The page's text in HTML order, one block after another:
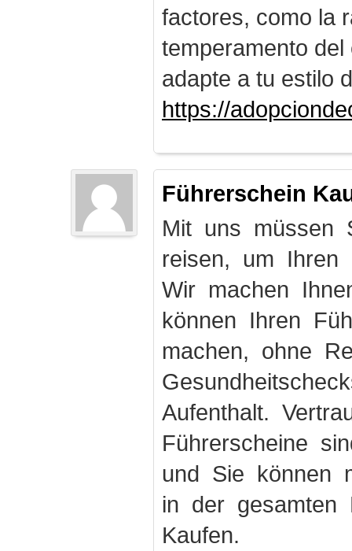
factores, como la
temperamento
adapte a tu estilo
https://
Führerschein
Mit uns müssen
reisen, um Ihren
Wir machen
können Ihren
machen, ohne
Aufenthalt.
Führerscheine
und Sie können
in der gesamten
Kaufen.